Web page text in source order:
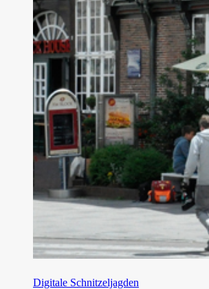
Digitale Schnitzeljagden